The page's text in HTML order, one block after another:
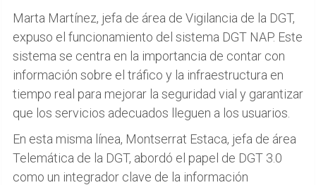
Marta Martínez, jefa de área de Vigilancia de la DGT,
expuso el funcionamiento del sistema DGT NAP. Este
sistema se centra en la importancia de contar con
información sobre el tráfico y la infraestructura en
tiempo real para mejorar la seguridad vial y garantizar
que los servicios adecuados lleguen a los usuarios.
En esta misma línea, Montserrat Estaca, jefa de área
Telemática de la DGT, abordó el papel de DGT 3.0
como un integrador clave de la información